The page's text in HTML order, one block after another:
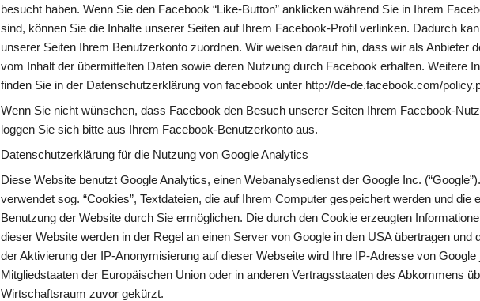
besucht haben. Wenn Sie den Facebook “Like-Button” anklicken während Sie in Ihrem
sind, können Sie die Inhalte unserer Seiten auf Ihrem Facebook-Profil verlinken. Dadurch
unserer Seiten Ihrem Benutzerkonto zuordnen. Wir weisen darauf hin, dass wir als Anbieter
vom Inhalt der übermittelten Daten sowie deren Nutzung durch Facebook erhalten. Weitere
finden Sie in der Datenschutzerklärung von facebook unter http://de-de.facebook.com/
Wenn Sie nicht wünschen, dass Facebook den Besuch unserer Seiten Ihrem Facebook-
loggen Sie sich bitte aus Ihrem Facebook-Benutzerkonto aus.
Datenschutzerklärung für die Nutzung von Google Analytics
Diese Website benutzt Google Analytics, einen Webanalysedienst der Google Inc.
verwendet sog. “Cookies”, Textdateien, die auf Ihrem Computer gespeichert werden und die
Benutzung der Website durch Sie ermöglichen. Die durch den Cookie erzeugten
dieser Website werden in der Regel an einen Server von Google in den USA übertragen und
der Aktivierung der IP-Anonymisierung auf dieser Webseite wird Ihre IP-Adresse von Google
Mitgliedstaaten der Europäischen Union oder in anderen Vertragsstaaten des Abkommens
Wirtschaftsraum zuvor gekürzt.